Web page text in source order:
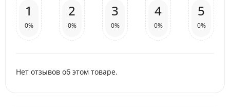
1
0%
2
0%
3
0%
4
0%
5
0%
Нет отзывов об этом товаре.